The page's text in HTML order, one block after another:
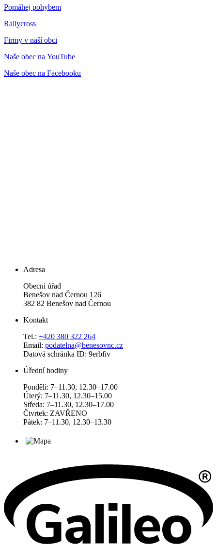
Pomáhej pohybem
Rallycross
Firmy v naší obci
Naše obec na YouTube
Naše obec na Facebooku
Adresa
Obecní úřad
Benešov nad Černou 126
382 82 Benešov nad Černou
Kontakt
Tel.: +420 380 322 264
Email: podatelna@benesovnc.cz
Datová schránka ID: 9erbfiv
Úřední hodiny
Pondělí: 7–11.30, 12.30–17.00
Úterý: 7–11.30, 12.30–15.00
Středa: 7–11.30, 12.30–17.00
Čtvrtek: ZAVŘENO
Pátek: 7–11.30, 12.30–13.30